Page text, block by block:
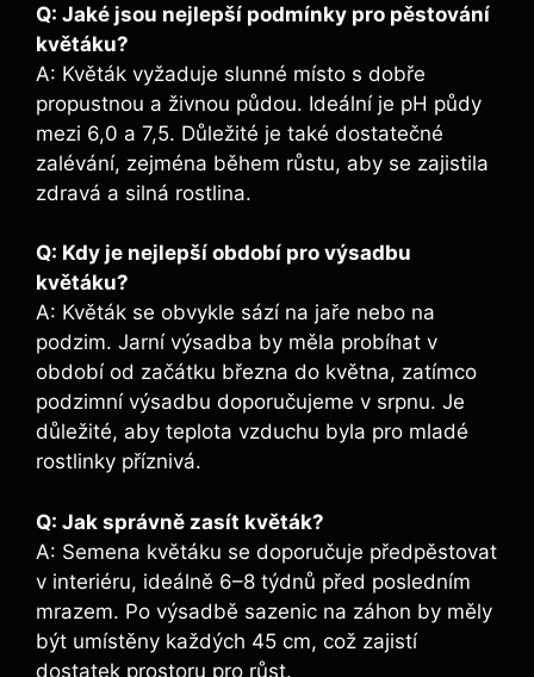
Q: Jaké jsou nejlepší podmínky pro pěstování
květáku?
A: Květák vyžaduje slunné místo s dobře
propustnou a živnou půdou. Ideální je pH půdy
mezi 6,0 a 7,5. Důležité je také dostatečné
zalévání, zejména během růstu, aby se zajistila
zdravá a silná rostlina.
Q: Kdy je nejlepší období pro výsadbu
květáku?
A: Květák se obvykle sází na jaře nebo na
podzim. Jarní výsadba by měla probíhat v
období od začátku března do května, zatímco
podzimní výsadbu doporučujeme v srpnu. Je
důležité, aby teplota vzduchu byla pro mladé
rostlinky příznivá.
Q: Jak správně zasít květák?
A: Semena květáku se doporučuje předpěstovat
v interiéru, ideálně 6–8 týdnů před posledním
mrazem. Po výsadbě sazenic na záhon by měly
být umístěny každých 45 cm, což zajistí
dostatek prostoru pro růst.